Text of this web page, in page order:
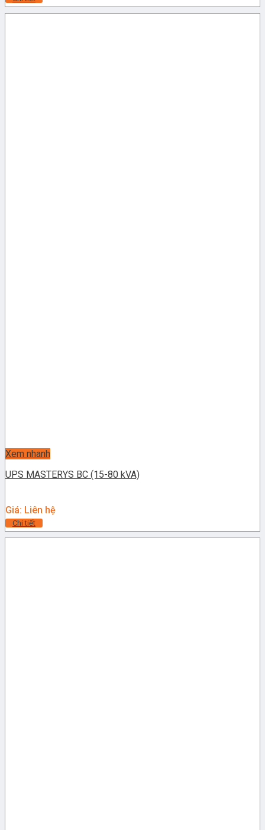
Xem nhanh
UPS MASTERYS BC (15-80 kVA)
Giá: Liên hệ
Chi tiết